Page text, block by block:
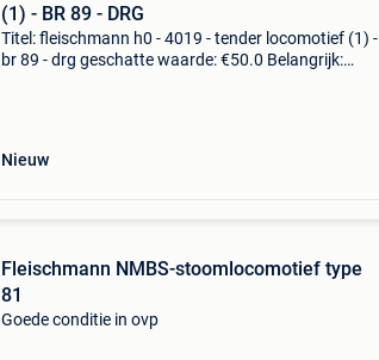
(1) - BR 89 - DRG
Titel: fleischmann h0 - 4019 - tender locomotief (1) -
br 89 - drg geschatte waarde: €50.0 Belangrijk:
Nieuw
Fleischmann NMBS-stoomlocomotief type
81
Goede conditie in ovp